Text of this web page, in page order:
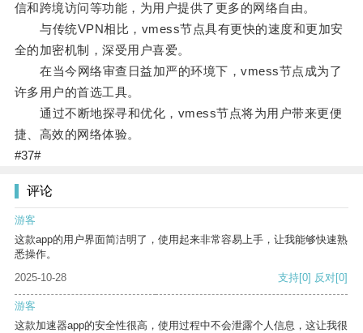
信和跨境访问等功能，为用户提供了更多的网络自由。
与传统VPN相比，vmess节点具有更快的速度和更加安
全的加密机制，深受用户喜爱。
在当今网络审查日益加严的环境下，vmess节点成为了
许多用户的首选工具。
通过不断地探寻和优化，vmess节点将为用户带来更便
捷、高效的网络体验。
#37#
评论
游客
这款app的用户界面简洁明了，使用起来非常容易上手，让我能够快速熟
悉操作。
2025-10-28
支持[0] 反对[0]
游客
这款加速器app的安全性很高，使用过程中不会泄露个人信息，这让我很